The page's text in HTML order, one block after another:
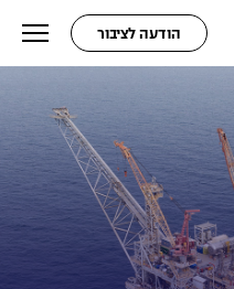
הודעה לציבור